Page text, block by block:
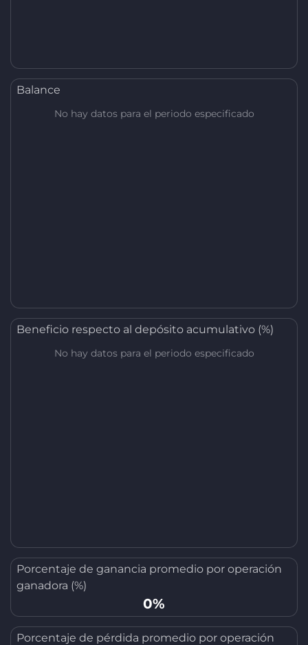
Balance
No hay datos para el periodo especificado
Beneficio respecto al depósito acumulativo (%)
No hay datos para el periodo especificado
Porcentaje de ganancia promedio por operación
ganadora (%)
0%
Porcentaje de pérdida promedio por operación